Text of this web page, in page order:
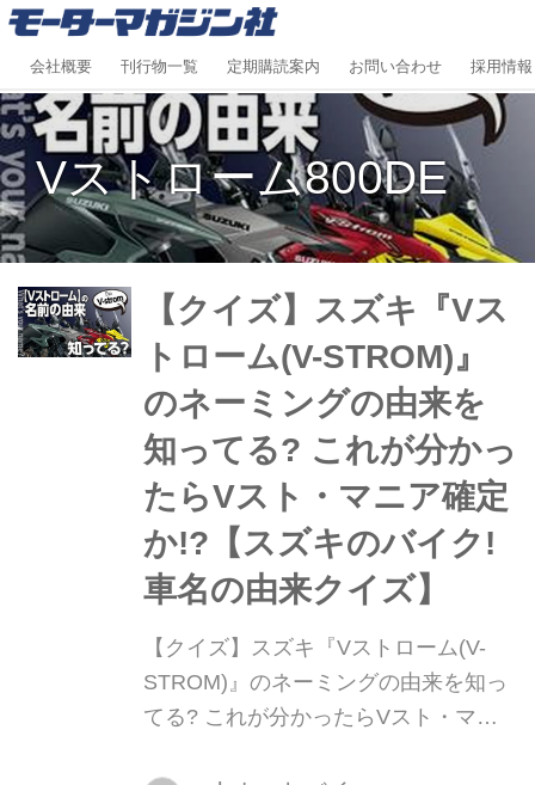
会社概要 刊行物一覧 定期購読案内 お問い合わせ 採用情報
Vストローム800DE
【クイズ】スズキ『Vス
トローム(V-STROM)』
のネーミングの由来を
知ってる? これが分かっ
たらVスト・マニア確定
か!?【スズキのバイク!
車名の由来クイズ】
【クイズ】スズキ『Vストローム(V-
STROM)』のネーミングの由来を知っ
てる? これが分かったらVスト・マニ